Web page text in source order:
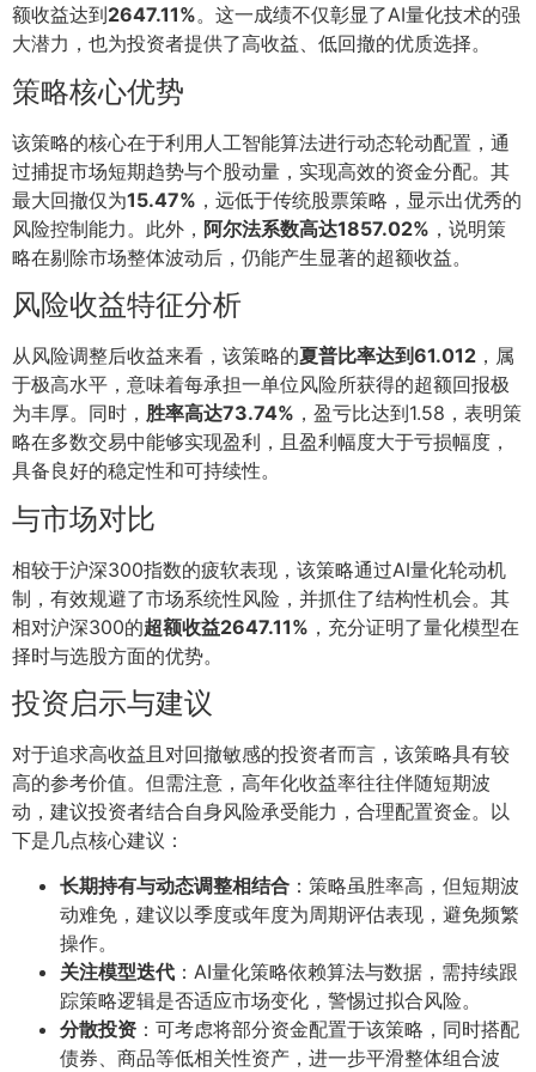
额收益达到2647.11%。这一成绩不仅彰显了AI量化技术的强
大潜力，也为投资者提供了高收益、低回撤的优质选择。
策略核心优势
该策略的核心在于利用人工智能算法进行动态轮动配置，通
过捕捉市场短期趋势与个股动量，实现高效的资金分配。其
最大回撤仅为15.47% ，远低于传统股票策略，显示出优秀的
风险控制能力。此外， 阿尔法系数高达1857.02% ，说明策
略在剔除市场整体波动后，仍能产生显著的超额收益。
风险收益特征分析
从风险调整后收益来看，该策略的夏普比率达到61.012 ，属
于极高水平，意味着每承担一单位风险所获得的超额回报极
为丰厚。同时， 胜率高达73.74% ，盈亏比达到1.58，表明策
略在多数交易中能够实现盈利，且盈利幅度大于亏损幅度，
具备良好的稳定性和可持续性。
与市场对比
相较于沪深300指数的疲软表现，该策略通过AI量化轮动机
制，有效规避了市场系统性风险，并抓住了结构性机会。其
相对沪深300的超额收益2647.11% ，充分证明了量化模型在
择时与选股方面的优势。
投资启示与建议
对于追求高收益且对回撤敏感的投资者而言，该策略具有较
高的参考价值。但需注意，高年化收益率往往伴随短期波
动，建议投资者结合自身风险承受能力，合理配置资金。以
下是几点核心建议：
长期持有与动态调整相结合 ：策略虽胜率高，但短期波
动难免，建议以季度或年度为周期评估表现，避免频繁
操作。
关注模型迭代 ：AI量化策略依赖算法与数据，需持续跟
踪策略逻辑是否适应市场变化，警惕过拟合风险。
分散投资 ：可考虑将部分资金配置于该策略，同时搭配
债券、商品等低相关性资产，进一步平滑整体组合波